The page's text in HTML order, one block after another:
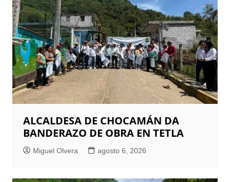
ALCALDESA DE CHOCAMÁN DA
BANDERAZO DE OBRA EN TETLA
Miguel Olvera agosto 6, 2026